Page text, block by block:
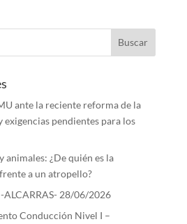
ante la reciente reforma de la
exigencias pendientes para los
animales: ¿De quién es la
a un atropello?
28/06/2026
Conducción Nivel I –